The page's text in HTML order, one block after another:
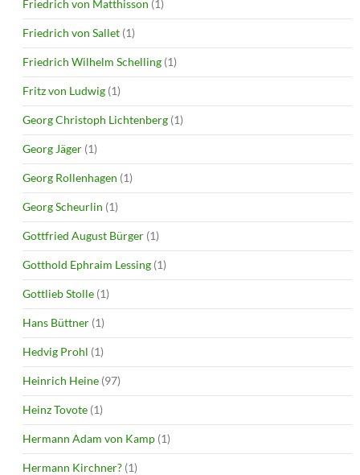
Friedrich von Matthisson (1)
Friedrich von Sallet (1)
Friedrich Wilhelm Schelling (1)
Fritz von Ludwig (1)
Georg Christoph Lichtenberg (1)
Georg Jäger (1)
Georg Rollenhagen (1)
Georg Scheurlin (1)
Gottfried August Bürger (1)
Gotthold Ephraim Lessing (1)
Gottlieb Stolle (1)
Hans Büttner (1)
Hedvig Prohl (1)
Heinrich Heine (97)
Heinz Tovote (1)
Hermann Adam von Kamp (1)
Hermann Kirchner? (1)